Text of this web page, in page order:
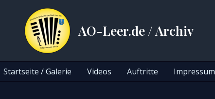
AO-Leer.de / Archiv
Startseite / Galerie Videos Auftritte Impressum